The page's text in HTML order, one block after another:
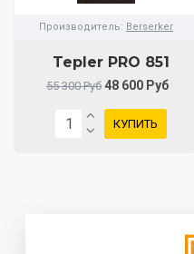
Производитель: Berserker
Tepler PRO 851
55 300 Руб 48 600 Руб
КУПИТЬ